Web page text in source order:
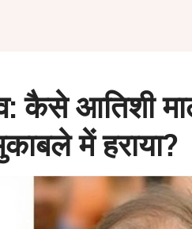
कैसे आतिशी
में हराया?